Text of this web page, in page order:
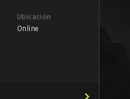
Ubicación
Online